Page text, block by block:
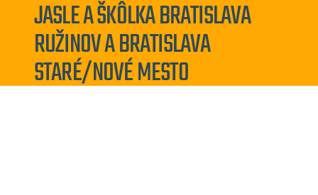
JASLE A ŠKÔLKA BRATISLAVA
RUŽINOV A BRATISLAVA
STARÉ/NOVÉ MESTO